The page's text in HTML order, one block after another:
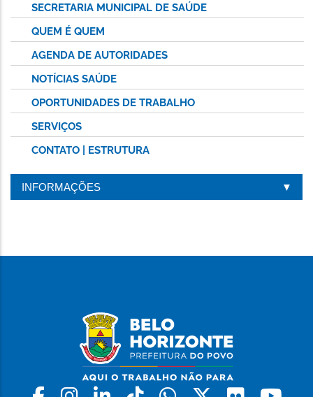
SECRETARIA MUNICIPAL DE SAÚDE
QUEM É QUEM
AGENDA DE AUTORIDADES
NOTÍCIAS SAÚDE
OPORTUNIDADES DE TRABALHO
SERVIÇOS
CONTATO | ESTRUTURA
INFORMAÇÕES